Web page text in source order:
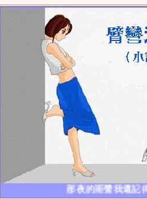
那夜的雨聲我還記